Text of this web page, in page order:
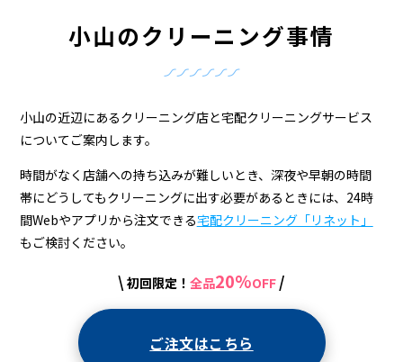
小山のクリーニング事情
小山の近辺にあるクリーニング店と宅配クリーニングサービス
についてご案内します。
時間がなく店舗への持ち込みが難しいとき、深夜や早朝の時間
帯にどうしてもクリーニングに出す必要があるときには、24時
間Webやアプリから注文できる宅配クリーニング「リネット」
もご検討ください。
\ 初回限定！ 全品20%OFF /
ご注文はこちら